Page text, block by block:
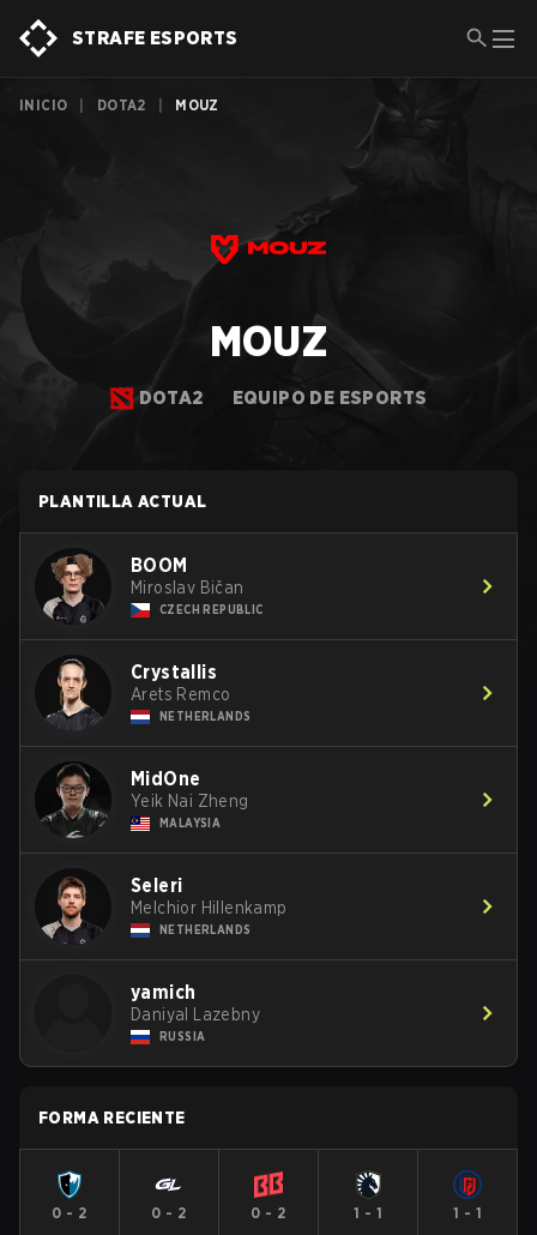
STRAFE ESPORTS
INICIO DOTA2 MOUZ
MOUZ
DOTA2 EQUIPO DE ESPORTS
PLANTILLA ACTUAL
BOOM
Miroslav Bičan
CZECH REPUBLIC
Crystallis
Arets Remco
NETHERLANDS
MidOne
Yeik Nai Zheng
MALAYSIA
Seleri
Melchior Hillenkamp
NETHERLANDS
yamich
Daniyal Lazebny
RUSSIA
FORMA RECIENTE
0 - 2
0 - 2
0 - 2
1 - 1
1 - 1